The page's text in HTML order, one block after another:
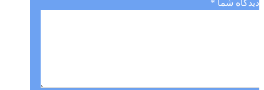
دیدگاه شما *